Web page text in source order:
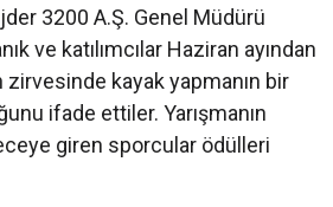
3200 A.Ş. Genel Müdürü
ve katılımcılar Haziran ayından
zirvesinde kayak yapmanın bir
ifade ettiler. Yarışmanın
giren sporcular ödülleri